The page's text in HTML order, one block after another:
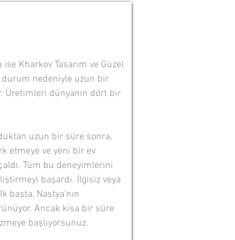
Kharkov Tasarım ve Güzel
nedeniyle uzun bir
Üretimleri dünyanın dört bir
uzun bir süre sonra,
etmeye ve yeni bir ev
Tüm bu deneyimlerini
başardı. İlgisiz veya
başta, Nastya'nın
Ancak kısa bir süre
başlıyorsunuz.